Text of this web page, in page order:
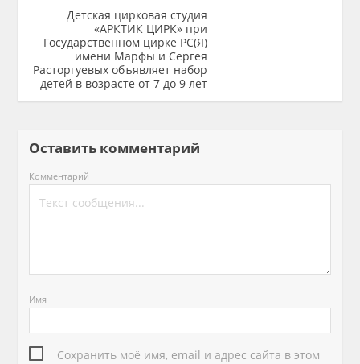
Детская цирковая студия
«АРКТИК ЦИРК» при
Государственном цирке РС(Я)
имени Марфы и Сергея
Расторгуевых объявляет набор
детей в возрасте от 7 до 9 лет
Оставить комментарий
Комментарий
Имя
Сохранить моё имя, email и адрес сайта в этом